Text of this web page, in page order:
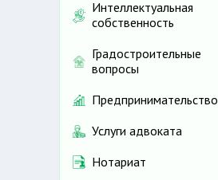
Интеллектуальная
собственность
Градостроительные
вопросы
Предпринимательство
Услуги адвоката
Нотариат